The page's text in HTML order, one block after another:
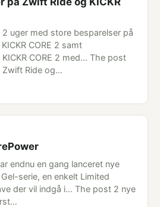
uger med store besparelser på
CORE 2 samt
CORE 2 med... The post
Zwift Ride og…
endnu en gang lanceret nye
serie, en enkelt Limited
der vil indgå i... The post 2 nye